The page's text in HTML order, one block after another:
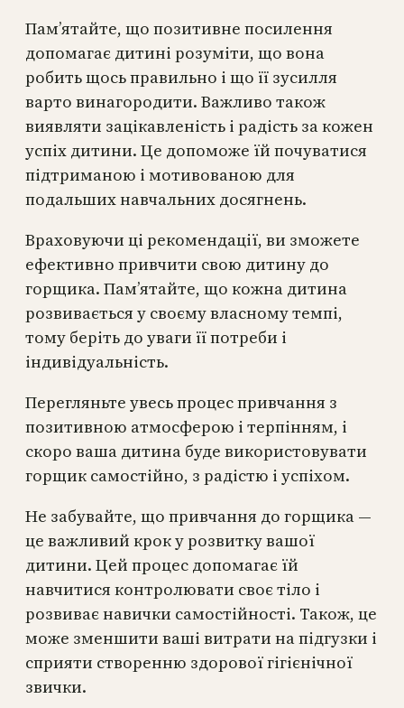
Пам’ятайте, що позитивне посилення
допомагає дитині розуміти, що вона
робить щось правильно і що її зусилля
варто винагородити. Важливо також
виявляти зацікавленість і радість за кожен
успіх дитини. Це допоможе їй почуватися
підтриманою і мотивованою для
подальших навчальних досягнень.
Враховуючи ці рекомендації, ви зможете
ефективно привчити свою дитину до
горщика. Пам’ятайте, що кожна дитина
розвивається у своєму власному темпі,
тому беріть до уваги її потреби і
індивідуальність.
Перегляньте увесь процес привчання з
позитивною атмосферою і терпінням, і
скоро ваша дитина буде використовувати
горщик самостійно, з радістю і успіхом.
Не забувайте, що привчання до горщика —
це важливий крок у розвитку вашої
дитини. Цей процес допомагає їй
навчитися контролювати своє тіло і
розвиває навички самостійності. Також, це
може зменшити ваші витрати на підгузки і
сприяти створенню здорової гігієнічної
звички.